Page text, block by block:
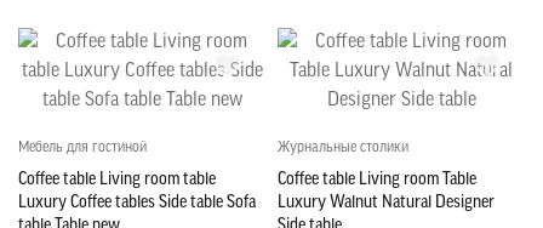
Мебель для гостиной
Coffee table Living room table
Luxury Coffee tables Side table Sofa
Журнальные столики
Coffee table Living room Table
Luxury Walnut Natural Designer